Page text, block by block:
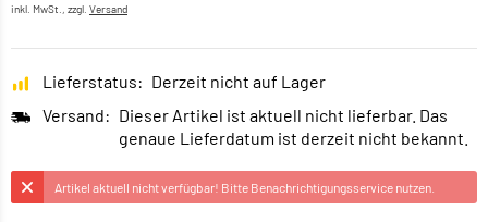
inkl. MwSt., zzgl. Versand
Lieferstatus: Derzeit nicht auf Lager
Versand: Dieser Artikel ist aktuell nicht lieferbar. Das
genaue Lieferdatum ist derzeit nicht bekannt.
Artikel aktuell nicht verfügbar! Bitte Benachrichtigungsservice nutzen.